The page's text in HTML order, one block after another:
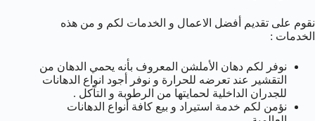
نقوم على تقديم أفضل الاعمال و الخدمات لكم و من هذه
الخدمات :
نوفر لكم دهان الأملشن المعروف بأنه يحمي الدهان من
التقشير عند تعرضه للحرارة و نوفر أجود انواع الدهانات
للجدران الداخلية لحمايتها من الرطوبة و التآكل .
نؤمن لكم خدمة استيراد و بيع كافة أنواع الدهانات